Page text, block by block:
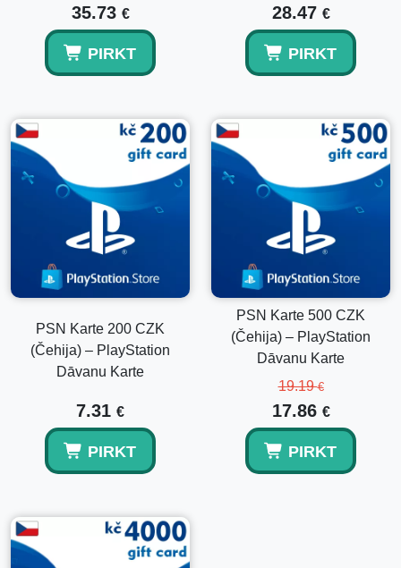
Lielākā daļa digitālo kodu tiek piegādāti dažu sekunžu laikā
pēc veiksmīgas maksājuma apstiprināšanas.
PlayStation maciņa līdzekļi nebeidzas pēc izmantošanas.
35.73 €
PIRKT
28.47 €
PIRKT
PSN Karte 200 CZK
(Čehija) – PlayStation
Dāvanu Karte
7.31 €
PIRKT
PSN Karte 500 CZK
(Čehija) – PlayStation
Dāvanu Karte
19.19€
17.86 €
PIRKT